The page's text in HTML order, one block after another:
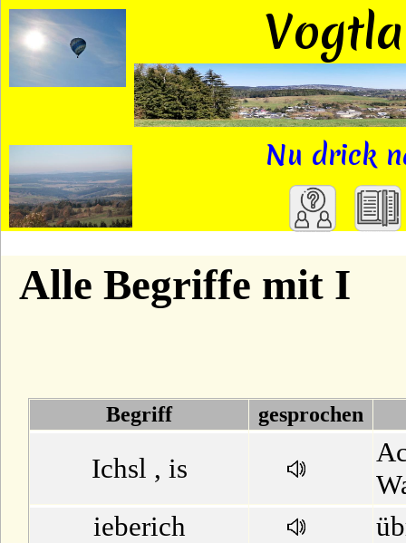
Nu drick
A
D
F
Alle Begriffe mit I
Begriff gesprochen
Ichsl , is
ieberich